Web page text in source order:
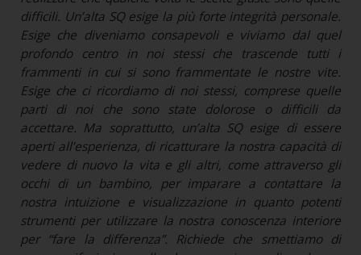
difficili. Un’alta SQ esige la più forte integrità personale.
Esige che diveniamo consapevoli e viviamo dal quel
profondo centro in noi stessi che trascende tutti i
frammenti in cui si sono frammentate le nostre vite.
Esige che ci ricordiamo di noi stessi, comprese quelle
parti di noi che sono state dolorose o difficili da
accettare. Ma soprattutto, un’alta SQ esige di essere
aperti all’esperienza, di ricatturare la nostra capacità di
vedere di nuovo la vita e gli altri, come attraverso gli
occhi di un bambino, per imparare a contattare la
nostra intuizione e visualizzazione in quanto potenti
strumenti per utilizzare la nostra conoscenza interiore
per “fare la differenza”. Richiede che smettiamo di